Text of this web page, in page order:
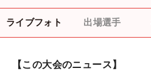
ライブフォト 出場選手
【この大会のニュース】